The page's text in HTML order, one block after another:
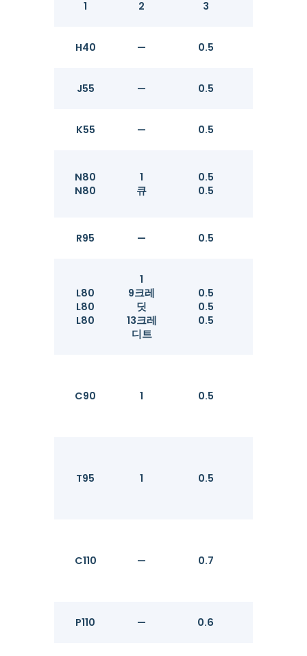
1 2 3
H40 — 0.5
J55 — 0.5
K55 — 0.5
N80
N80
1
큐
0.5
0.5
R95 — 0.5
L80
L80
L80
1
9크레
딧
13크레
디트
0.5
0.5
0.5
C90 1 0.5
T95 1 0.5
C110 — 0.7
P110 — 0.6